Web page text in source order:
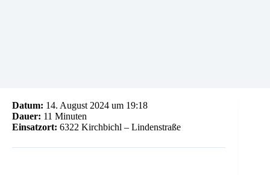
Datum: 14. August 2024 um 19:18
Dauer: 11 Minuten
Einsatzort: 6322 Kirchbichl – Lindenstraße